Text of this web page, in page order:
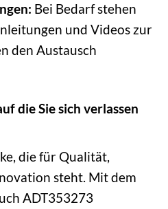
Bei Bedarf stehen
und Videos zur
den Austausch
die Sie sich verlassen
die für Qualität,
steht. Mit dem
ADT353273